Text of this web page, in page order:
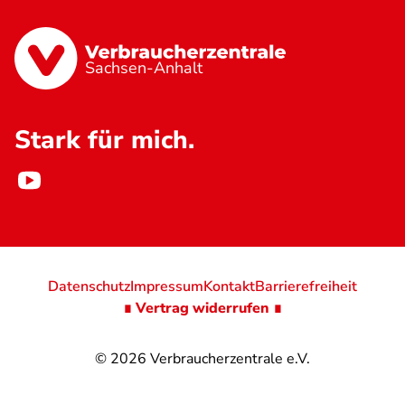
Sachsen-Anhalt
Stark für mich.
© 2026 Verbraucherzentrale e.V.
DatenschutzImpressumKontaktBarrierefreiheit
∎ Vertrag widerrufen ∎